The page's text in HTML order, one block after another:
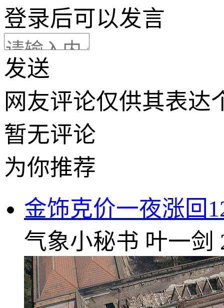
登录后可以发言
发送
网友评论仅供其表达
暂无评论
为你推荐
金饰克价一夜涨回
气象小秘书 叶一剑